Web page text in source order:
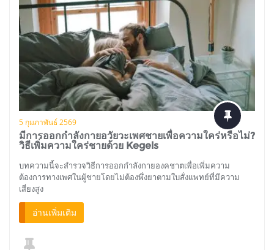
5 กุมภาพันธ์ 2569
มีการออกกำลังกายอวัยวะเพศชายเพื่อความใคร่หรือไม่?
วิธีเพิ่มความใคร่ชายด้วย Kegels
บทความนี้จะสำรวจวิธีการออกกำลังกายองคชาตเพื่อเพิ่มความ
ต้องการทางเพศในผู้ชายโดยไม่ต้องพึ่งยาตามใบสั่งแพทย์ที่มีความ
เสี่ยงสูง
อ่านเพิ่มเติม